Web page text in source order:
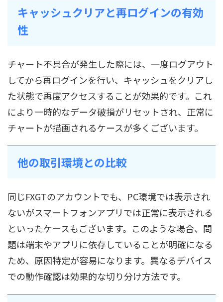
キャッシュクリアと再ログインの有効
性
チャート不具合が発生した際には、一度ログアウト
してから再ログインを行い、キャッシュをクリアし
た状態で再度アクセスすることが効果的です。これ
により一時的なデータ破損がリセットされ、正常に
チャートが描画されるケースが多くございます。
他の取引環境との比較
同じFXGTのアカウントでも、PC環境では表示され
ないがスマートフォンアプリでは正常に表示される
といったケースもございます。このような場合、問
題は端末やアプリに依存していることが明確になる
ため、原因特定が容易になります。異なるデバイス
での動作確認は効果的な切り分け方法です。